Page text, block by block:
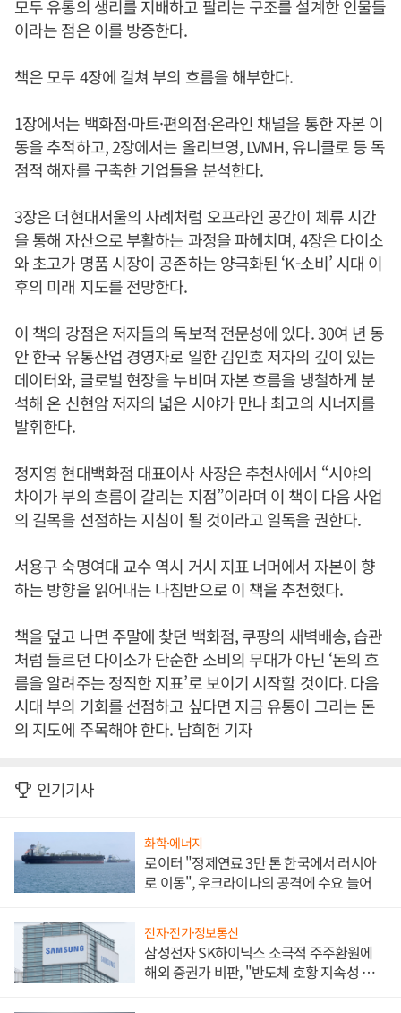
모두 유통의 생리를 지배하고 팔리는 구조를 설계한 인물들
이라는 점은 이를 방증한다.
책은 모두 4장에 걸쳐 부의 흐름을 해부한다.
1장에서는 백화점·마트·편의점·온라인 채널을 통한 자본 이
동을 추적하고, 2장에서는 올리브영, LVMH, 유니클로 등 독
점적 해자를 구축한 기업들을 분석한다.
3장은 더현대서울의 사례처럼 오프라인 공간이 체류 시간
을 통해 자산으로 부활하는 과정을 파헤치며, 4장은 다이소
와 초고가 명품 시장이 공존하는 양극화된 ‘K-소비’ 시대 이
후의 미래 지도를 전망한다.
이 책의 강점은 저자들의 독보적 전문성에 있다. 30여 년 동
안 한국 유통산업 경영자로 일한 김인호 저자의 깊이 있는
데이터와, 글로벌 현장을 누비며 자본 흐름을 냉철하게 분
석해 온 신현암 저자의 넓은 시야가 만나 최고의 시너지를
발휘한다.
정지영 현대백화점 대표이사 사장은 추천사에서 “시야의
차이가 부의 흐름이 갈리는 지점”이라며 이 책이 다음 사업
의 길목을 선점하는 지침이 될 것이라고 일독을 권한다.
서용구 숙명여대 교수 역시 거시 지표 너머에서 자본이 향
하는 방향을 읽어내는 나침반으로 이 책을 추천했다.
책을 덮고 나면 주말에 찾던 백화점, 쿠팡의 새벽배송, 습관
처럼 들르던 다이소가 단순한 소비의 무대가 아닌 ‘돈의 흐
름을 알려주는 정직한 지표’로 보이기 시작할 것이다. 다음
시대 부의 기회를 선점하고 싶다면 지금 유통이 그리는 돈
의 지도에 주목해야 한다. 남희헌 기자
인기기사
화학·에너지
로이터 "정제연료 3만 톤 한국에서 러시아
로 이동", 우크라이나의 공격에 수요 늘어
전자·전기·정보통신
삼성전자 SK하이닉스 소극적 주주환원에
해외 증권가 비판, "반도체 호황 지속성 의